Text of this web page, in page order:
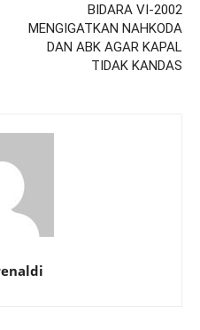
BIDARA VI-2002
MENGIGATKAN NAHKODA
DAN ABK AGAR KAPAL
TIDAK KANDAS